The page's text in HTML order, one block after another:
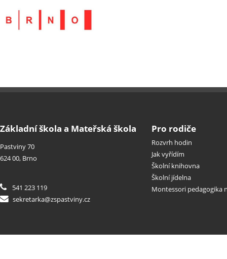
Základní škola a Mateřská škola
Pastviny 70
624 00, Brno
541 223 119
sekretarka@zspastviny.cz
Pro rodiče
Rozvrh hodin
Jak vyřídím
Školní knihovna
Školní jídelna
Montessori pedagogika